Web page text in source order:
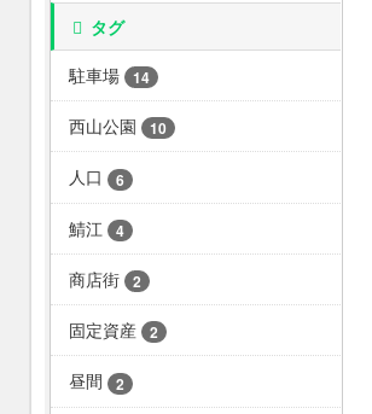
タグ
駐車場
14
西山公園 10
人口 6
鯖江 4
商店街 2
固定資産 2
昼間 2